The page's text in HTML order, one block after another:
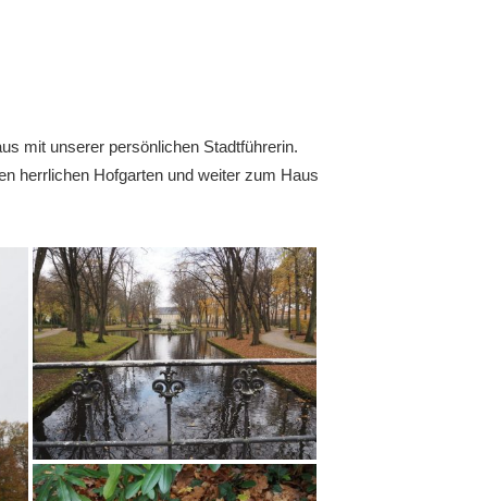
mit unserer persönlichen Stadtführerin.
herrlichen Hofgarten und weiter zum Haus